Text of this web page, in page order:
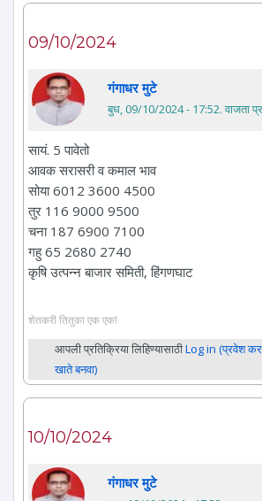
09/10/2024
गंगाधर मुटे
बुध, 09/10/2024 - 17:52. वाजता
सायं. 5 पावेतो
आवक सरासरी व कमाल भाव
सोया 6012 3600 4500
तुर 116 9000 9500
चना 187 6900 7100
गहु 65 2680 2740
कृषि उत्पन्न बाजार समिती, हिंगणघाट
शेतकरी तितुका एक एक!
आपली प्रतिक्रिया लिहिण्यासाठीLog in (प्रवेश
खाते बनवा)
10/10/2024
गंगाधर मुटे